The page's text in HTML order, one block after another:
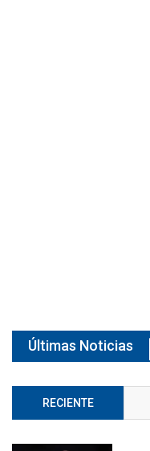
Últimas Noticias
RECIENTE